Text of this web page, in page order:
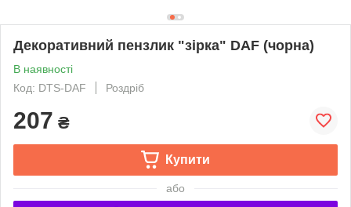
Декоративний пензлик "зірка" DAF (чорна)
В наявності
Код: DTS-DAF
Роздріб
207 ₴
Купити
або